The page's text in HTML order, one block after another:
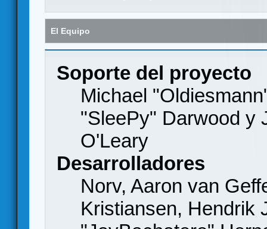
El Equipo
Soporte del proyecto
Michael
"SleePy" Darwood y
O'Leary
Desarrolladores
Norv, Aaron van
Kristiansen, Hendrik